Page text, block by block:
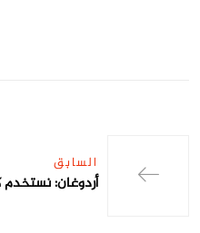
السابق
أردوغان: نستخدم